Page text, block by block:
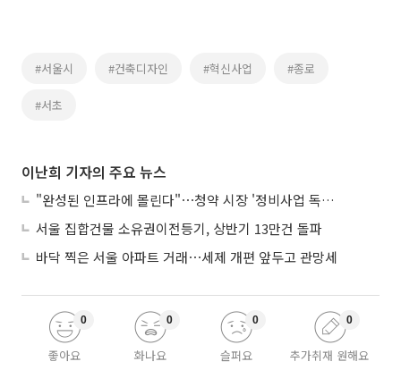
#서울시 #건축디자인 #혁신사업 #종로
#서초
이난희 기자의 주요 뉴스
"완성된 인프라에 몰린다"⋯청약 시장 '정비사업 독주' 42배 격차
서울 집합건물 소유권이전등기, 상반기 13만건 돌파
바닥 찍은 서울 아파트 거래⋯세제 개편 앞두고 관망세
좋아요
0
화나요
0
슬퍼요
0
추가취재 원해요
0